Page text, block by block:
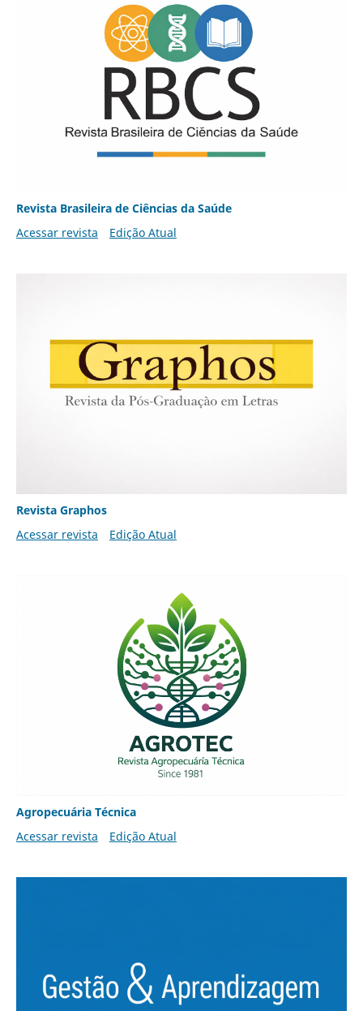
Revista Brasileira de Ciências da Saúde
Acessar revista
Edição Atual
Revista Graphos
Acessar revista
Edição Atual
Agropecuária Técnica
Acessar revista
Edição Atual